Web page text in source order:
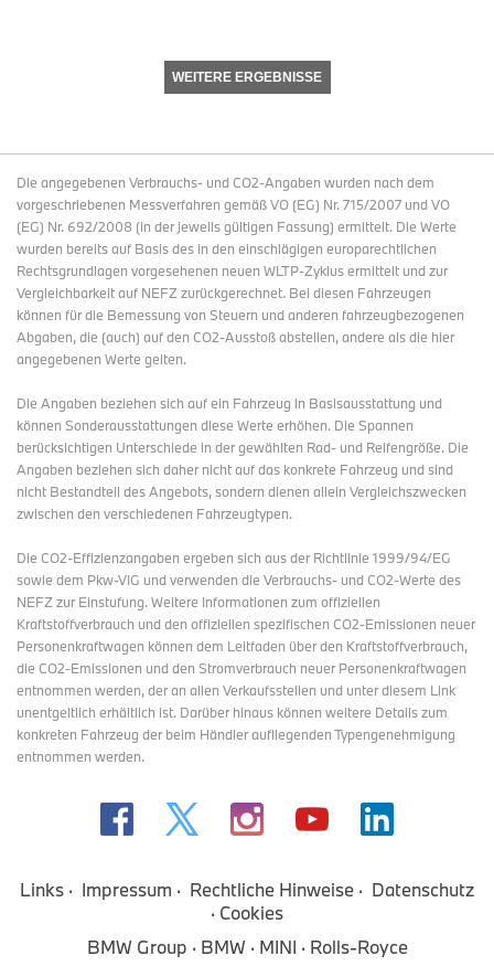
WEITERE ERGEBNISSE
Die angegebenen Verbrauchs- und CO2-Angaben wurden nach dem
vorgeschriebenen Messverfahren gemäß VO (EG) Nr. 715/2007 und VO
(EG) Nr. 692/2008 (in der jeweils gültigen Fassung) ermittelt. Die Werte
wurden bereits auf Basis des in den einschlägigen europarechtlichen
Rechtsgrundlagen vorgesehenen neuen WLTP-Zyklus ermittelt und zur
Vergleichbarkeit auf NEFZ zurückgerechnet. Bei diesen Fahrzeugen
können für die Bemessung von Steuern und anderen fahrzeugbezogenen
Abgaben, die (auch) auf den CO2-Ausstoß abstellen, andere als die hier
angegebenen Werte gelten.
Die Angaben beziehen sich auf ein Fahrzeug in Basisausstattung und
können Sonderausstattungen diese Werte erhöhen. Die Spannen
berücksichtigen Unterschiede in der gewählten Rad- und Reifengröße. Die
Angaben beziehen sich daher nicht auf das konkrete Fahrzeug und sind
nicht Bestandteil des Angebots, sondern dienen allein Vergleichszwecken
zwischen den verschiedenen Fahrzeugtypen.
Die CO2-Effizienzangaben ergeben sich aus der Richtlinie 1999/94/EG
sowie dem Pkw-VIG und verwenden die Verbrauchs- und CO2-Werte des
NEFZ zur Einstufung. Weitere Informationen zum offiziellen
Kraftstoffverbrauch und den offiziellen spezifischen CO2-Emissionen neuer
Personenkraftwagen können dem Leitfaden über den Kraftstoffverbrauch,
die CO2-Emissionen und den Stromverbrauch neuer Personenkraftwagen
entnommen werden, der an allen Verkaufsstellen und unter diesem Link
unentgeltlich erhältlich ist. Darüber hinaus können weitere Details zum
konkreten Fahrzeug der beim Händler aufliegenden Typengenehmigung
entnommen werden.
Links Impressum Rechtliche Hinweise
Datenschutz
Cookies
BMW Group
BMW MINI Rolls-Royce